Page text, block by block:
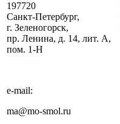
197720
Санкт-Петербург,
г. Зеленогорск,
пр. Ленина, д. 14, лит. А,
пом. 1-Н
e-mail:
ma@mo-smol.ru